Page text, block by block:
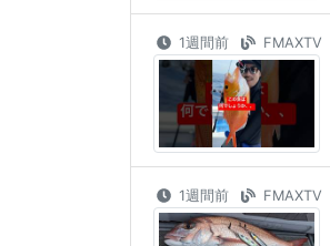
1週間前 FMAXTV
1週間前 FMAXTV